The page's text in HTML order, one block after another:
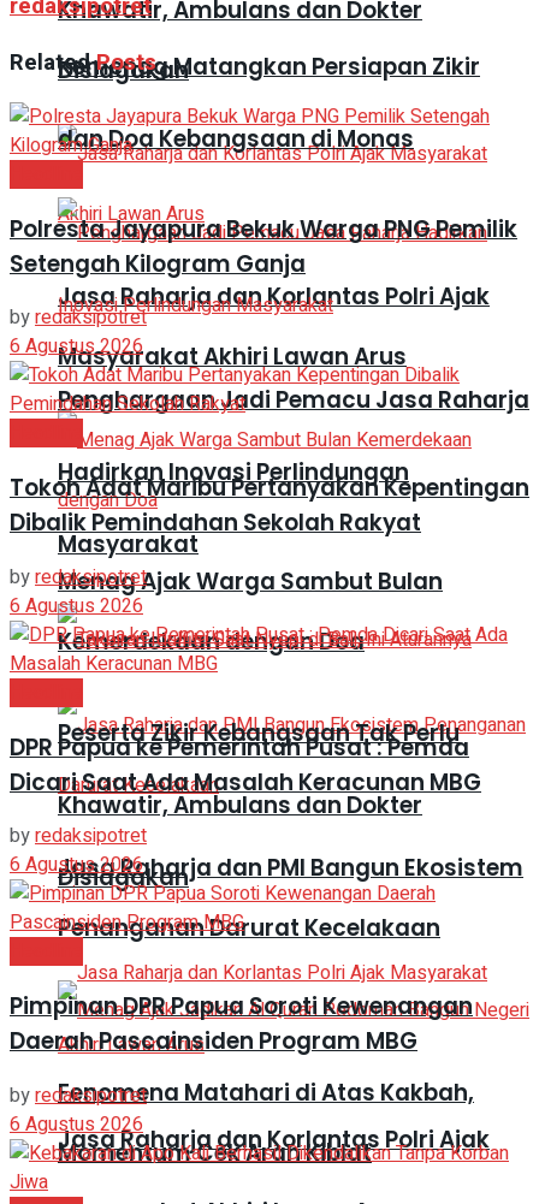
Khawatir, Ambulans dan Dokter
Disiagakan
Jasa Raharja dan Korlantas Polri Ajak
Masyarakat Akhiri Lawan Arus
Menag Ajak Warga Sambut Bulan
Kemerdekaan dengan Doa
Jasa Raharja dan PMI Bangun Ekosistem
Penanganan Darurat Kecelakaan
Fenomena Matahari di Atas Kakbah,
Momentum Cek Arah Kiblat
Kemenag Matangkan Persiapan Zikir
dan Doa Kebangsaan di Monas
Penghargaan Jadi Pemacu Jasa Raharja
Hadirkan Inovasi Perlindungan
Masyarakat
Peserta Zikir Kebangsaan Tak Perlu
Khawatir, Ambulans dan Dokter
Disiagakan
Jasa Raharja dan Korlantas Polri Ajak
RelatedPosts
Polresta Jayapura Bekuk Warga PNG Pemilik
Setengah Kilogram Ganja
byredaksipotret
6 Agustus 2026
Tokoh Adat Maribu Pertanyakan Kepentingan
Dibalik Pemindahan Sekolah Rakyat
byredaksipotret
6 Agustus 2026
DPR Papua ke Pemerintah Pusat : Pemda
Dicari Saat Ada Masalah Keracunan MBG
byredaksipotret
6 Agustus 2026
Pimpinan DPR Papua Soroti Kewenangan
Daerah Pascainsiden Program MBG
byredaksipotret
6 Agustus 2026